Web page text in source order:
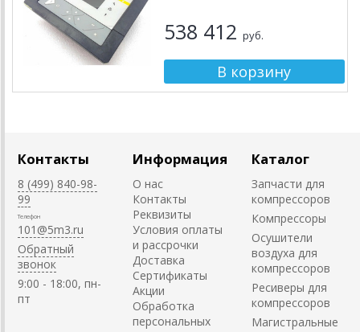
538 412 руб.
Контакты
8 (499) 840-98-
99
Телефон
101@5m3.ru
Обратный
звонок
9:00 - 18:00, пн-
пт
Информация
О нас
Контакты
Реквизиты
Условия оплаты
и рассрочки
Доставка
Сертификаты
Акции
Обработка
персональных
Каталог
Запчасти для
компрессоров
Компрессоры
Осушители
воздуха для
компрессоров
Ресиверы для
компрессоров
Магистральные